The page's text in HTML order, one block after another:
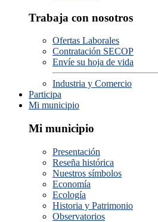
Trabaja con nosotros
Ofertas Laborales
Contratación SECOP
Envíe su hoja de vida
Industria y Comercio
Participa
Mi municipio
Mi municipio
Presentación
Reseña histórica
Nuestros símbolos
Economía
Ecología
Historia y Patrimonio
Observatorios